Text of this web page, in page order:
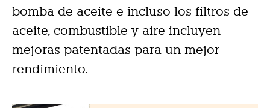
bomba de aceite e incluso los filtros de
aceite, combustible y aire incluyen
mejoras patentadas para un mejor
rendimiento.